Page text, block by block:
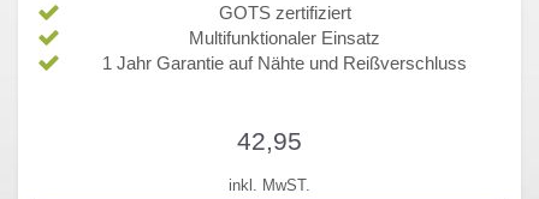
GOTS zertifiziert
Multifunktionaler Einsatz
1 Jahr Garantie auf Nähte und Reißverschluss
42,95
inkl. MwST.